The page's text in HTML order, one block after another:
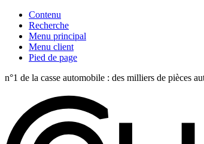
Contenu
Recherche
Menu principal
Menu client
Pied de page
n°1 de la casse automobile : des milliers de